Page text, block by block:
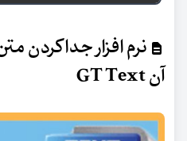
نرم افزار جدا کردن
آن GT Text